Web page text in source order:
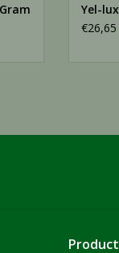
Yel-
€26,65